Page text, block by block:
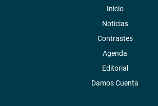
Inicio
Noticias
Contrastes
Agenda
Editorial
Damos Cuenta